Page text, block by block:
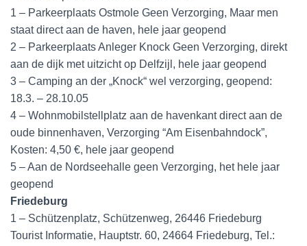
1 – Parkeerplaats Ostmole Geen Verzorging, Maar men
staat direct aan de haven, hele jaar geopend
2 – Parkeerplaats Anleger Knock Geen Verzorging, direkt
aan de dijk met uitzicht op Delfzijl, hele jaar geopend
3 – Camping an der „Knock“ wel verzorging, geopend:
18.3. – 28.10.05
4 – Wohnmobilstellplatz aan de havenkant direct aan de
oude binnenhaven, Verzorging “Am Eisenbahndock”,
Kosten: 4,50 €, hele jaar geopend
5 – Aan de Nordseehalle geen Verzorging, het hele jaar
geopend
Friedeburg
1 – Schützenplatz, Schützenweg, 26446 Friedeburg
Tourist Informatie, Hauptstr. 60, 24664 Friedeburg, Tel.: